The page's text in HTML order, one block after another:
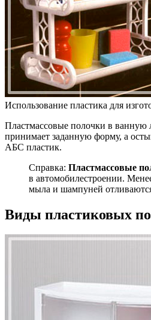
Использование пластика для
Пластмассовые полочки в ванную
принимает заданную форму, а
АБС пластик.
Справка: Пластмассовые
в автомобилестроении.
мыла и шампуней
Виды пластиковых